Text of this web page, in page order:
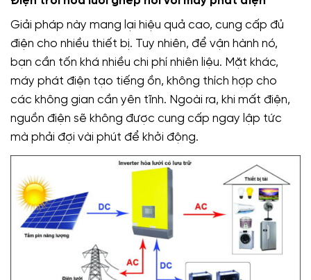
Giải pháp này mang lại hiệu quả cao, cung cấp đủ
điện cho nhiều thiết bị. Tuy nhiên, để vận hành nó,
bạn cần tốn khá nhiều chi phí nhiên liệu. Mặt khác,
máy phát điện tạo tiếng ồn, không thích hợp cho
các không gian cần yên tĩnh. Ngoài ra, khi mất điện,
nguồn điện sẽ không được cung cấp ngay lập tức
mà phải đợi vài phút để khởi động.